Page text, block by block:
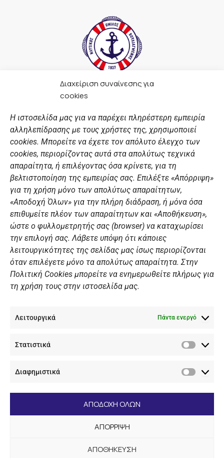
Διαχείριση συναίνεσης για
cookies
Η ιστοσελίδα μας για να παρέχει πληρέστερη εμπειρία
αλληλεπίδρασης με τους χρήστες της, χρησιμοποιεί
cookies. Μπορείτε να έχετε τον απόλυτο έλεγχο των
cookies, περιορίζοντας αυτά στα απολύτως τεχνικά
απαραίτητα, ή επιλέγοντας όσα κρίνετε, για τη
βελτιστοποίηση της εμπειρίας σας. Επιλέξτε «Απόρριψη»
για τη χρήση μόνο των απολύτως απαραίτητων,
«Αποδοχή Όλων» για την πλήρη διάδραση, ή μόνα όσα
επιθυμείτε πλέον των απαραίτητων και «Αποθήκευση»,
ώστε ο φυλλομετρητής σας (browser) να καταχωρίσει
την επιλογή σας. Λάβετε υπόψη ότι κάποιες
λειτουργικότητες της σελίδας μας ίσως περιορίζονται
όταν επιλέγετε μόνο τα απολύτως απαραίτητα. Στην
Πολιτική Cookies μπορείτε να ενημερωθείτε πλήρως για
τη χρήση τους στην ιστοσελίδα μας.
Λειτουργικά Πάντα ενεργό
Στατιστικά
Διαφημιστικά
ΑΠΟΔΟΧΗ ΟΛΩΝ
ΑΠΟΡΡΙΨΗ
ΑΠΟΘΗΚΕΥΣΗ
F
a
e
b
o
o
k
t
a
g
r
a
m
t
u
b
e
n
k
e
d
i
n
ΣΎΝΔΕΣΜΟΙ
Αθλητικές σχολές
Διάπλους
Χορηγοί
Summer Camp
ΠΡΟΣΩΠΙΚΑ ΔΕΔΟΜΕΝΑ
Πολιτική Ιστοσελίδας
Πολιτική Cookies Iστοσελίδας
Γενική Πολιτική ΝΟΒ
Ενημέρωση Summer Camp
ΕΠΙΚΟΙΝΩΝΊΑ
+30 210 89 62 416
Ναυτικός Όμιλος Βουλιαγμένης Λαιμός Βουλιαγμένης